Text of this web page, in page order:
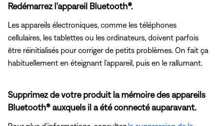
Redémarrez l’appareil Bluetooth®.
Les appareils électroniques, comme les téléphones
cellulaires, les tablettes ou les ordinateurs, doivent parfois
être réinitialisés pour corriger de petits problèmes. On fait ça
habituellement en éteignant l’appareil, puis en le rallumant.
Supprimez de votre produit la mémoire des appareils
Bluetooth® auxquels il a été connecté auparavant.